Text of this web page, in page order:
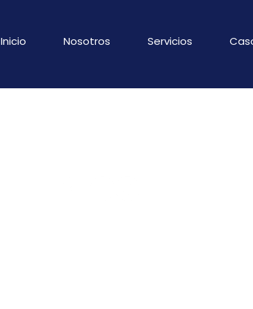
Inicio Nosotros Servicios